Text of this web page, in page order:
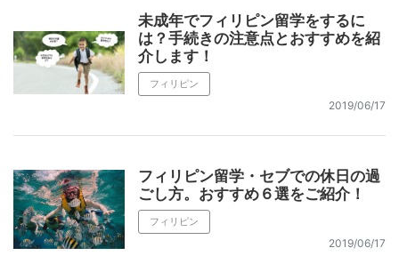
未成年でフィリピン留学をするに
は？手続きの注意点とおすすめを紹
介します！
フィリピン
2019/06/17
フィリピン留学・セブでの休日の過
ごし方。おすすめ６選をご紹介！
フィリピン
2019/06/17